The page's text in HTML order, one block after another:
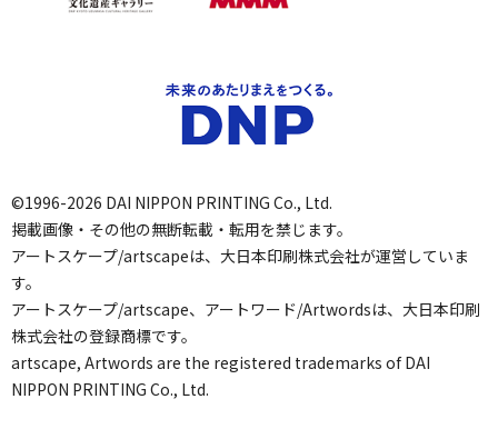
©1996-2026 DAI NIPPON PRINTING Co., Ltd.
掲載画像・その他の無断転載・転用を禁じます。
アートスケープ/artscapeは、大日本印刷株式会社が運営していま
す。
アートスケープ/artscape、アートワード/Artwordsは、大日本印刷
株式会社の登録商標です。
artscape, Artwords are the registered trademarks of DAI
NIPPON PRINTING Co., Ltd.